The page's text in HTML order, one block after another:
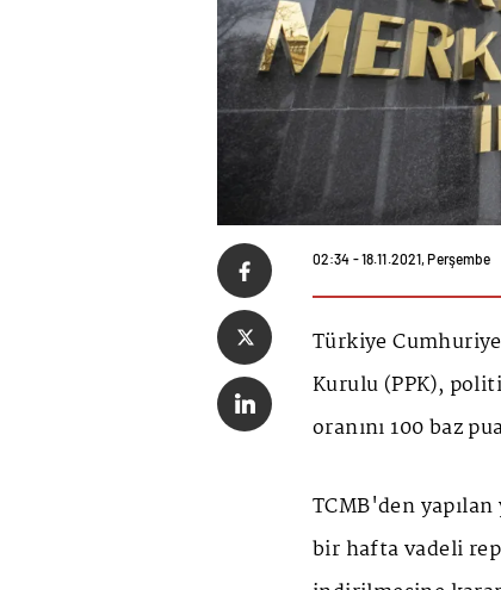
02:34 - 18.11.2021, Perşembe
Türkiye
Kurulu (PPK),
oranını 100 baz
TCMB'den
bir hafta vadeli